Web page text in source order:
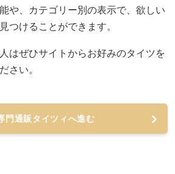
や、カテゴリー別の表示で、欲しい
つけることができます。
はぜひサイトからお好みのタイツを
さい。
門通販タイツィへ進む